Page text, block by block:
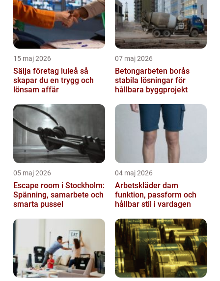
15 maj 2026
Sälja företag luleå så
skapar du en trygg och
lönsam affär
07 maj 2026
Betongarbeten borås
stabila lösningar för
hållbara byggprojekt
05 maj 2026
Escape room i Stockholm:
Spänning, samarbete och
smarta pussel
04 maj 2026
Arbetskläder dam
funktion, passform och
hållbar stil i vardagen